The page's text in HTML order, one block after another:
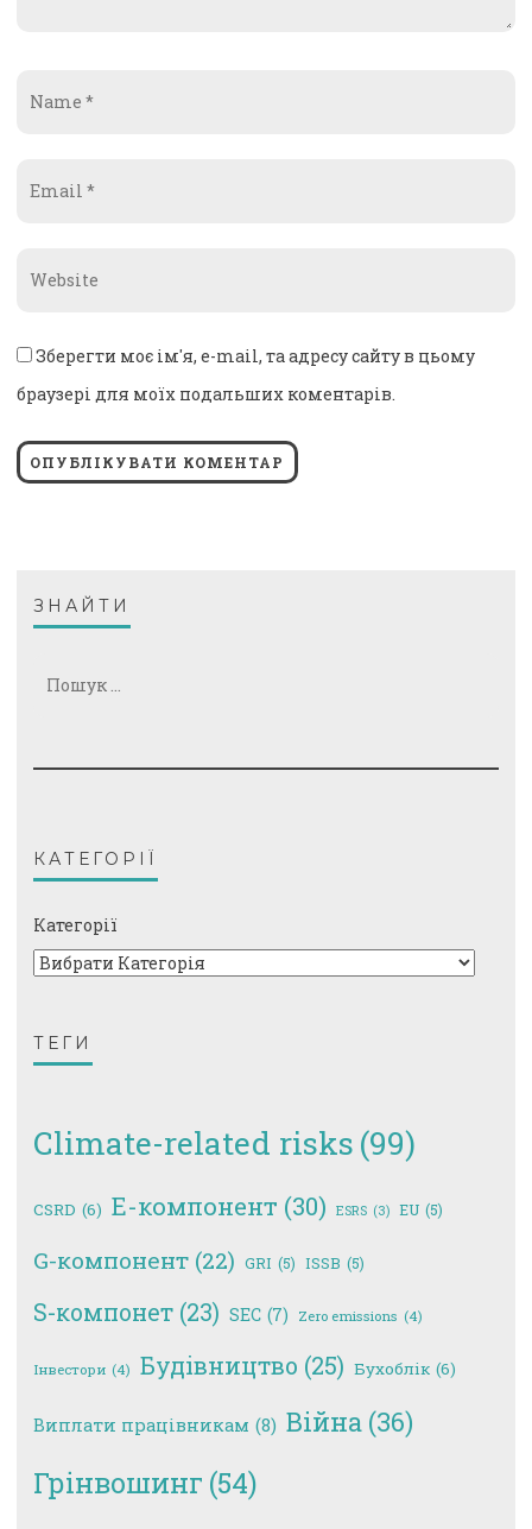
Зберегти моє ім'я, e-mail, та адресу сайту в цьому
браузері для моїх подальших коментарів.
ЗНАЙТИ
КАТЕГОРІЇ
Категорії
ТЕГИ
Climate-related risks (99)
CSRD (6) E-компонент (30) ESRS (3) EU (5)
G-компонент (22) GRI (5) ISSB (5)
S-компонет (23) SEC (7) Zero emissions (4)
Інвестори (4) Будівництво (25) Бухоблік (6)
Виплати працівникам (8) Війна (36)
Грінвошинг (54)